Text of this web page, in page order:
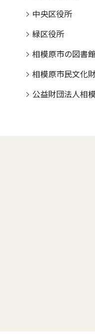
中央区役所
緑区役所
相模原市の図書
相模原市民文化
公益財団法人相